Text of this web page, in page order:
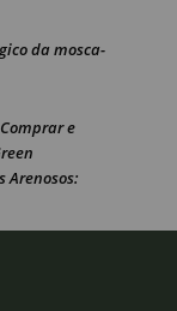
da mosca-
e
Arenosos: